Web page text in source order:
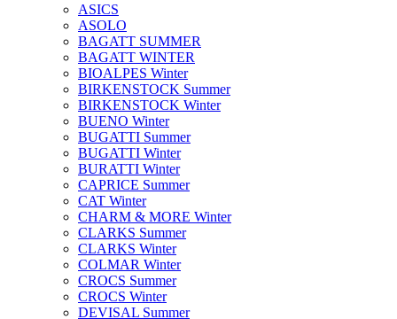
ASICS
ASOLO
BAGATT SUMMER
BAGATT WINTER
BIOALPES Winter
BIRKENSTOCK Summer
BIRKENSTOCK Winter
BUENO Winter
BUGATTI Summer
BUGATTI Winter
BURATTI Winter
CAPRICE Summer
CAT Winter
CHARM & MORE Winter
CLARKS Summer
CLARKS Winter
COLMAR Winter
CROCS Summer
CROCS Winter
DEVISAL Summer